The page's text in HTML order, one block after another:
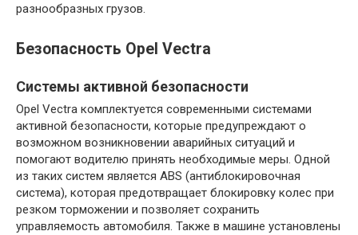
разнообразных грузов.
Безопасность Opel Vectra
Системы активной безопасности
Opel Vectra комплектуется современными системами
активной безопасности, которые предупреждают о
возможном возникновении аварийных ситуаций и
помогают водителю принять необходимые меры. Одной
из таких систем является ABS (антиблокировочная
система), которая предотвращает блокировку колес при
резком торможении и позволяет сохранить
управляемость автомобиля. Также в машине установлены